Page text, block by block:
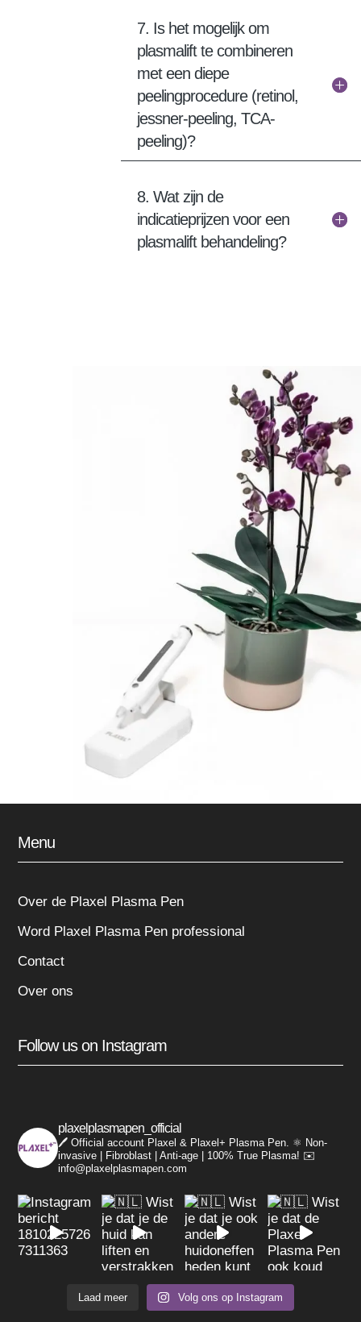
7. Is het mogelijk om
plasmalift te combineren
met een diepe
peelingprocedure (retinol,
jessner-peeling, TCA-
peeling)?
8. Wat zijn de
indicatieprijzen voor een
plasmalift behandeling?
Menu
Over de Plaxel Plasma Pen
Word Plaxel Plasma Pen professional
Contact
Over ons
Follow us on Instagram
plaxelplasmapen_official
🖊️ Official account Plaxel & Plaxel+ Plasma Pen. ⚛️ Non-
invasive | Fibroblast | Anti-age | 100% True Plasma! ✉️
info@plaxelplasmapen.com
Laad meer Volg ons op Instagram